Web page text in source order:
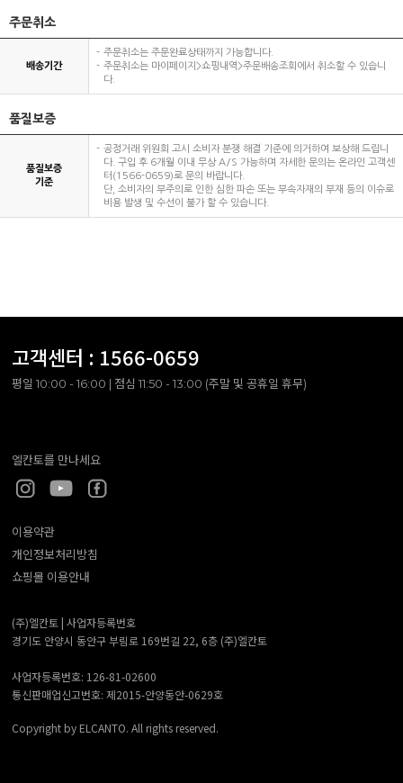
주문취소
배송기간
주문취소는 주문완료상태까지 가능합니다.
주문취소는 마이페이지>쇼핑내역>주문배송조회에서 취소할 수 있습니
다.
품질보증
품질보증
기준
공정거래 위원회 고시 소비자 분쟁 해결 기준에 의거하여 보상해 드립니
다. 구입 후 6개월 이내 무상 A/S 가능하며 자세한 문의는 온라인 고객센
터(1566-0659)로 문의 바랍니다.
단, 소비자의 부주의로 인한 심한 파손 또는 부속자재의 부재 등의 이슈로
비용 발생 및 수선이 불가 할 수 있습니다.
고객센터 : 1566-0659
평일 10:00 - 16:00 | 점심 11:50 - 13:00 (주말 및 공휴일 휴무)
엘칸토를 만나세요
이용약관
개인정보처리방침
쇼핑몰 이용안내
(주)엘칸토 | 사업자등록번호
경기도 안양시 동안구 부림로 169번길 22, 6층 (주)엘칸토
사업자등록번호: 126-81-02600
통신판매업신고번호: 제2015-안양동안-0629호
Copyright by ELCANTO. All rights reserved.